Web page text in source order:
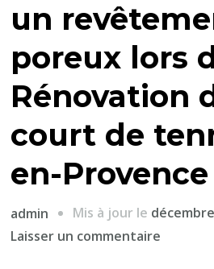
un
poreux lors
Rénovation
court de
en-Provence
admin Mis à jour le
Laisser un commentaire